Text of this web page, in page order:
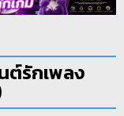
ต์รักเพลง